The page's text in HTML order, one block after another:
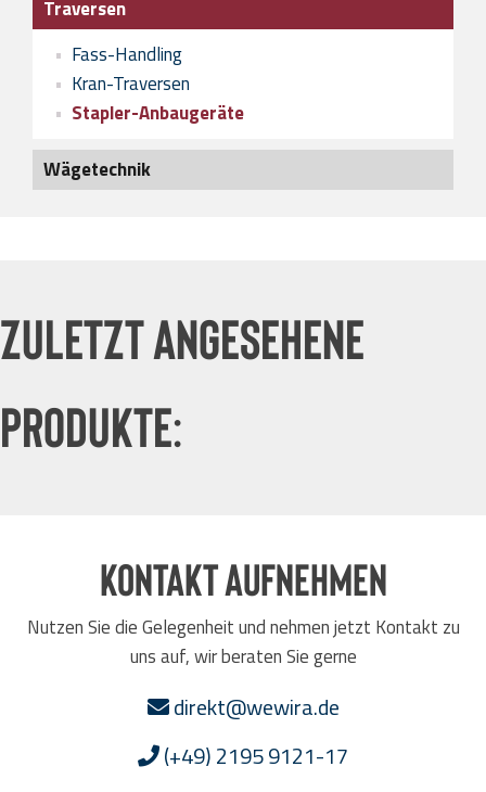
Rundschlingen
Schutz für Anschlagmittel
Traversen
Fass-Handling
Kran-Traversen
Stapler-Anbaugeräte
Wägetechnik
Zuletzt angesehene
Produkte:
Kontakt aufnehmen
Nutzen Sie die Gelegenheit und nehmen jetzt Kontakt zu
uns auf, wir beraten Sie gerne
direkt@wewira.de
(+49) 2195 9121-17